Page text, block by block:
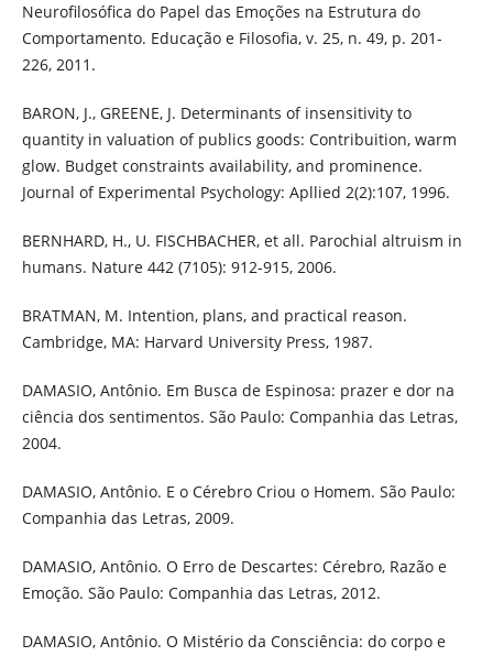
Neurofilosófica do Papel das Emoções na Estrutura do
Comportamento. Educação e Filosofia, v. 25, n. 49, p. 201-
226, 2011.
BARON, J., GREENE, J. Determinants of insensitivity to
quantity in valuation of publics goods: Contribuition, warm
glow. Budget constraints availability, and prominence.
Journal of Experimental Psychology: Apllied 2(2):107, 1996.
BERNHARD, H., U. FISCHBACHER, et all. Parochial altruism in
humans. Nature 442 (7105): 912-915, 2006.
BRATMAN, M. Intention, plans, and practical reason.
Cambridge, MA: Harvard University Press, 1987.
DAMASIO, Antônio. Em Busca de Espinosa: prazer e dor na
ciência dos sentimentos. São Paulo: Companhia das Letras,
2004.
DAMASIO, Antônio. E o Cérebro Criou o Homem. São Paulo:
Companhia das Letras, 2009.
DAMASIO, Antônio. O Erro de Descartes: Cérebro, Razão e
Emoção. São Paulo: Companhia das Letras, 2012.
DAMASIO, Antônio. O Mistério da Consciência: do corpo e